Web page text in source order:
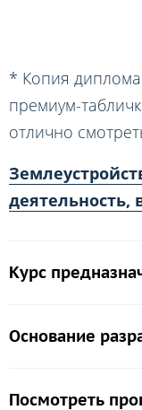
* Копия
премиум-
отлично
деятельность,
Курс
Основание
Посмотреть